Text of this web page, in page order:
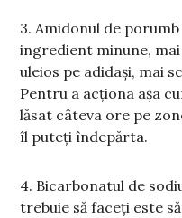
3. Amidonul de
ingredient minune,
uleios pe adidași, mai
Pentru a acționa așa
lăsat câteva ore pe
îl puteți îndepărta.
4. Bicarbonatul de
trebuie să faceți este